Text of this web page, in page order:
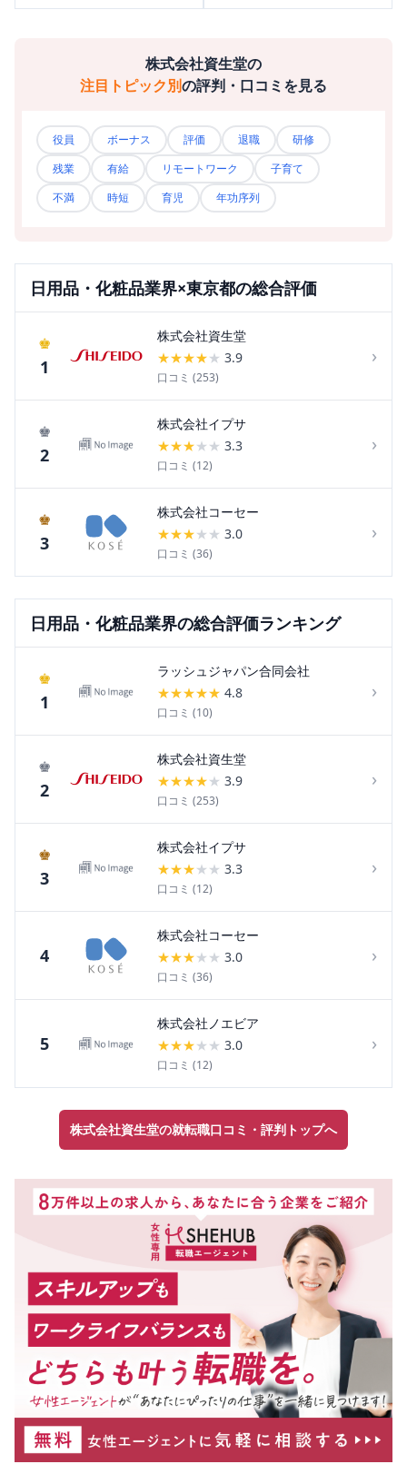
株式会社資生堂の
注目トピック別の評判・口コミを見る
役員 ボーナス 評価 退職
研修
残業
有給 リモートワーク
子育て
不満
時短 育児 年功序列
日用品・化粧品業界×東京都の総合評価
♚
1
株式会社資生堂
★★★★★ 3.9
口コミ (253)
›
♚
2
株式会社イプサ
★★★★ ★ 3.3
口コミ (12)
›
♚
3
株式会社コーセー
★★★★ ★ 3.0
口コミ (36)
›
日用品・化粧品業界の総合評価ランキング
♚
1
ラッシュジャパン合同会社
★★★★★ 4.8
口コミ (10)
›
♚
2
株式会社資生堂
★★★★★ 3.9
口コミ (253)
›
♚
3
株式会社イプサ
★★★★ ★ 3.3
口コミ (12)
›
4
株式会社コーセー
★★★★ ★ 3.0
口コミ (36)
›
5
株式会社ノエビア
★★★★ ★ 3.0
口コミ (12)
›
株式会社資生堂の就転職口コミ・評判トップへ